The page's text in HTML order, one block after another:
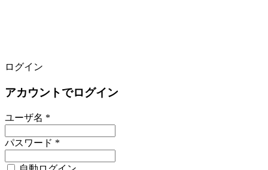
ログイン
アカウントでログイン
ユーザ名 *
パスワード *